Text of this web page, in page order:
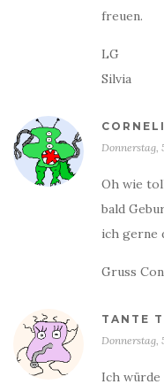
freuen.
LG
Silvia
Donnerstag,
Oh wie
bald
ich gerne
Gruss
TANTE
Donnerstag,
Ich